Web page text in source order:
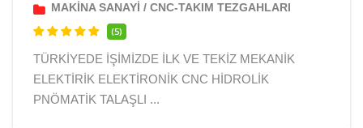
MAKİNA SANAYİ / CNC-TAKIM TEZGAHLARI
(5)
TÜRKİYEDE İŞİMİZDE İLK VE TEKİZ MEKANİK
ELEKTİRİK ELEKTİRONİK CNC HİDROLİK
PNÖMATİK TALAŞLI ...